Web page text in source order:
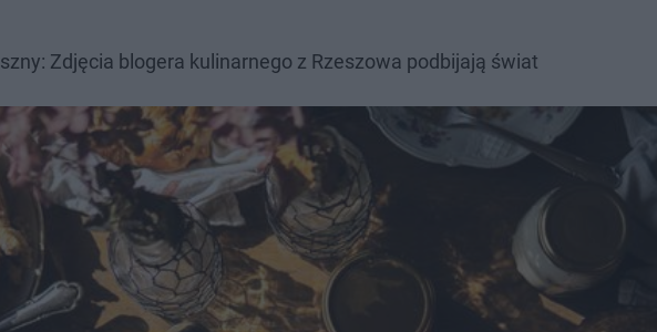
Zdjęcia blogera kulinarnego z Rzeszowa podbijają świat